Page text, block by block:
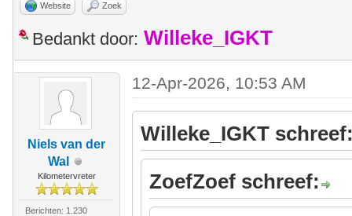
Website Zoek
Bedankt door: Willeke_IGKT
Niels van der
Wal
Kilometervreter
Berichten: 1.230
12-Apr-2026, 10:53 AM
Willeke_IGKT
ZoefZoef schreef: